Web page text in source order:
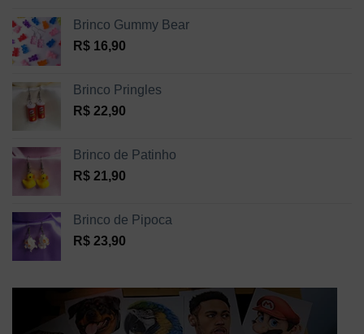
Brinco Gummy Bear
R$ 16,90
Brinco Pringles
R$ 22,90
Brinco de Patinho
R$ 21,90
Brinco de Pipoca
R$ 23,90